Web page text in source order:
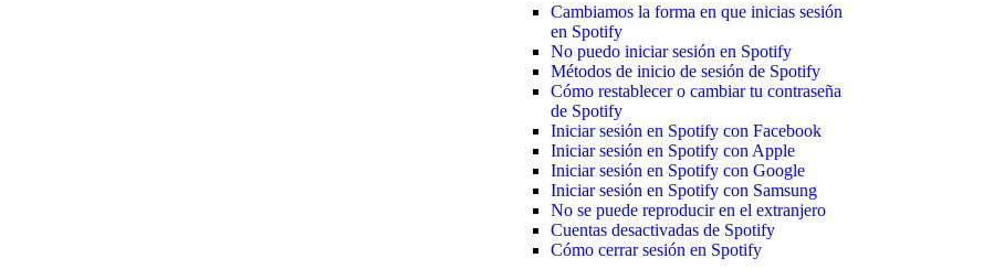
Cambiamos la forma en que inicias sesión
en Spotify
No puedo iniciar sesión en Spotify
Métodos de inicio de sesión de Spotify
Cómo restablecer o cambiar tu contraseña
de Spotify
Iniciar sesión en Spotify con Facebook
Iniciar sesión en Spotify con Apple
Iniciar sesión en Spotify con Google
Iniciar sesión en Spotify con Samsung
No se puede reproducir en el extranjero
Cuentas desactivadas de Spotify
Cómo cerrar sesión en Spotify